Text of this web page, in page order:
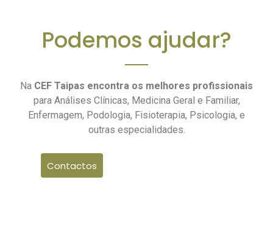
Podemos ajudar?
Na CEF Taipas encontra os melhores profissionais
para Análises Clínicas, Medicina Geral e Familiar,
Enfermagem, Podologia, Fisioterapia, Psicologia, e
outras especialidades.
Contactos